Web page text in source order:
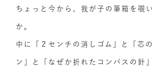
ちょっと今から、我が子の筆箱を覗
か。
中に「２センチの消しゴム」と「芯
ン」と「なぜか折れたコンパスの針